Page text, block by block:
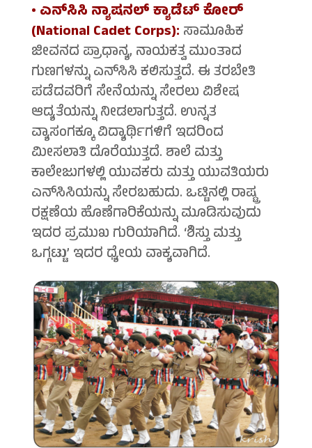
• ಎನ್‍ಸಿಸಿ ನ್ಯಾಷನಲ್ ಕ್ಯಾಡೆಟ್ ಕೋರ್
(National Cadet Corps): ಸಾಮೂಹಿಕ
ಜೀವನದ ಪ್ರಾಧಾನ್ಯ, ನಾಯಕತ್ವ ಮುಂತಾದ
ಗುಣಗಳನ್ನು ಎನ್‍ಸಿಸಿ ಕಲಿಸುತ್ತದೆ. ಈ ತರಬೇತಿ
ಪಡೆದವರಿಗೆ ಸೇನೆಯನ್ನು ಸೇರಲು ವಿಶೇಷ
ಆದ್ಯತೆಯನ್ನು ನೀಡಲಾಗುತ್ತದೆ. ಉನ್ನತ
ವ್ಯಾಸಂಗಕ್ಕೂ ವಿದ್ಯಾರ್ಥಿಗಳಿಗೆ ಇದರಿಂದ
ಮೀಸಲಾತಿ ದೊರೆಯುತ್ತದೆ. ಶಾಲೆ ಮತ್ತು
ಕಾಲೇಜುಗಳಲ್ಲಿ ಯುವಕರು ಮತ್ತು ಯುವತಿಯರು
ಎನ್‍ಸಿಸಿಯನ್ನು ಸೇರಬಹುದು. ಒಟ್ಟಿನಲ್ಲಿ ರಾಷ್ಟ್ರ
ರಕ್ಷಣೆಯ ಹೊಣೆಗಾರಿಕೆಯನ್ನು ಮೂಡಿಸುವುದು
ಇದರ ಪ್ರಮುಖ ಗುರಿಯಾಗಿದೆ. ‘ಶಿಸ್ತು ಮತ್ತು
ಒಗ್ಗಟ್ಟು’ ಇದರ ಧ್ಯೇಯ ವಾಕ್ಯವಾಗಿದೆ.